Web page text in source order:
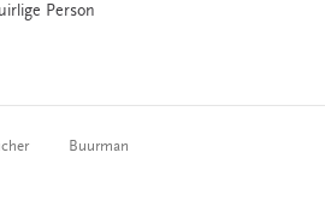
Person
Buurman